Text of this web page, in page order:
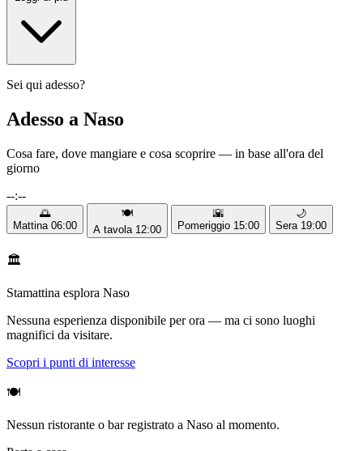
Sei qui adesso?
Adesso a Naso
Cosa fare, dove mangiare e cosa scoprire — in base all'ora del
giorno
--:--
🌅
Mattina 06:00
🍽️
A tavola 12:00
🌇
Pomeriggio 15:00
🌙
Sera 19:00
🏛️
Stamattina esplora Naso
Nessuna esperienza disponibile per ora — ma ci sono luoghi
magnifici da visitare.
Scopri i punti di interesse
🍽️
Nessun ristorante o bar registrato a Naso al momento.